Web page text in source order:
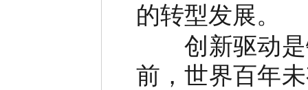
的转型发展。
创新驱动是
前，世界百年